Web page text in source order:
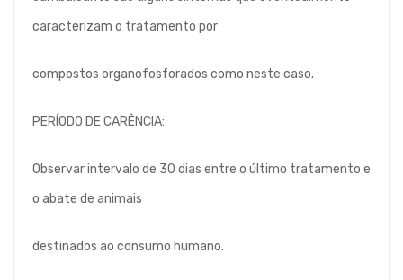
caracterizam o tratamento por
compostos organofosforados como neste caso.
PERÍODO DE CARÊNCIA:
Observar intervalo de 30 dias entre o último tratamento e
o abate de animais
destinados ao consumo humano.